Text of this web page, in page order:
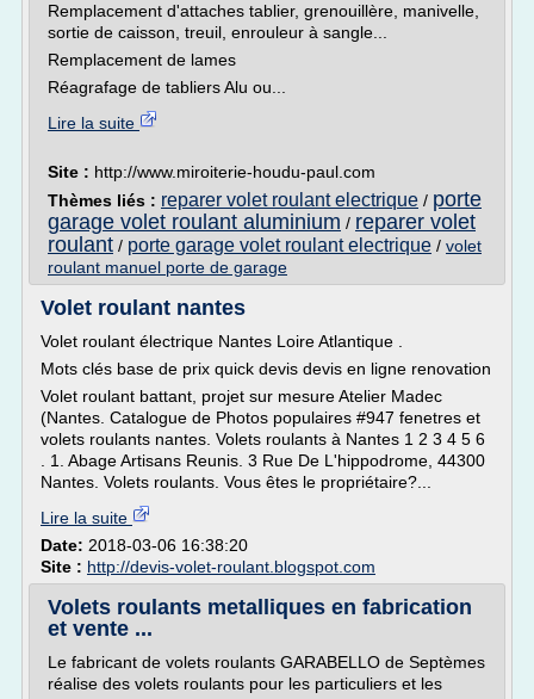
Remplacement d'attaches tablier, grenouillère, manivelle,
sortie de caisson, treuil, enrouleur à sangle...
Remplacement de lames
Réagrafage de tabliers Alu ou...
Lire la suite
Site : http://www.miroiterie-houdu-paul.com
Thèmes liés : reparer volet roulant electrique / porte
garage volet roulant aluminium / reparer volet
roulant / porte garage volet roulant electrique / volet
roulant manuel porte de garage
Volet roulant nantes
Volet roulant électrique Nantes Loire Atlantique .
Mots clés base de prix quick devis devis en ligne renovation
Volet roulant battant, projet sur mesure Atelier Madec
(Nantes. Catalogue de Photos populaires #947 fenetres et
volets roulants nantes. Volets roulants à Nantes 1 2 3 4 5 6
. 1. Abage Artisans Reunis. 3 Rue De L'hippodrome, 44300
Nantes. Volets roulants. Vous êtes le propriétaire?...
Lire la suite
Date: 2018-03-06 16:38:20
Site : http://devis-volet-roulant.blogspot.com
Volets roulants metalliques en fabrication
et vente ...
Le fabricant de volets roulants GARABELLO de Septèmes
réalise des volets roulants pour les particuliers et les